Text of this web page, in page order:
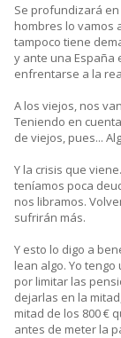
Se profundizará
hombres lo vamos
tampoco tiene
y ante una España
enfrentarse a la
A los viejos, nos
Teniendo en
de viejos, pues...
Y la crisis que
teníamos poca
nos libramos.
sufrirán más.
Y esto lo digo a
lean algo. Yo
por limitar las
dejarlas en la
mitad de los 800 €
antes de meter la